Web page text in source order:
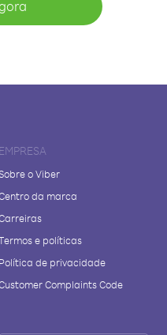
EMPRESA
Sobre o Viber
da marca
e políticas
Política de privacidade
Complaints Code